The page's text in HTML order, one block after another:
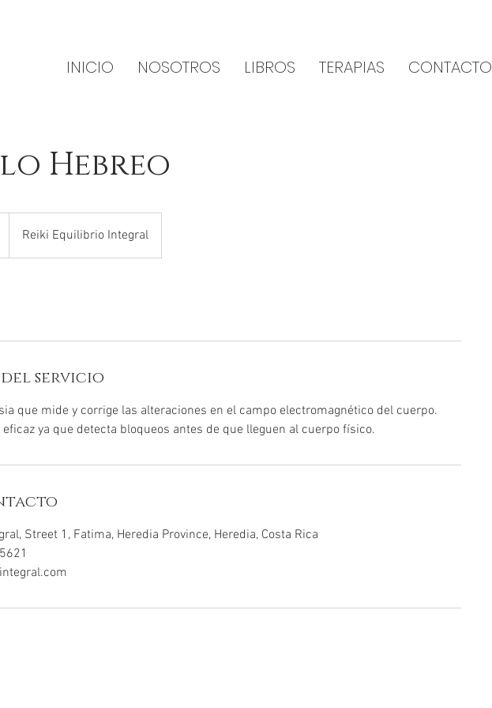
INICIO NOSOTROS LIBROS TERAPIAS CONTACTO
Hebreo
Reiki Equilibrio Integral
servicio
que mide y corrige las alteraciones en el campo electromagnético del cuerpo.
ya que detecta bloqueos antes de que lleguen al cuerpo físico.
Street 1, Fatima, Heredia Province, Heredia, Costa Rica